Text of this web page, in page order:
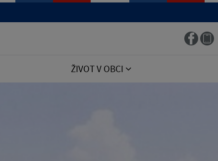
ŽIVOT V OBCI